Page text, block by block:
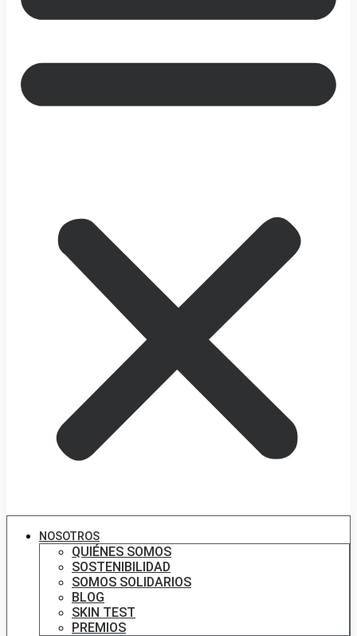
NOSOTROS
QUIÉNES SOMOS
SOSTENIBILIDAD
SOMOS SOLIDARIOS
BLOG
SKIN TEST
PREMIOS